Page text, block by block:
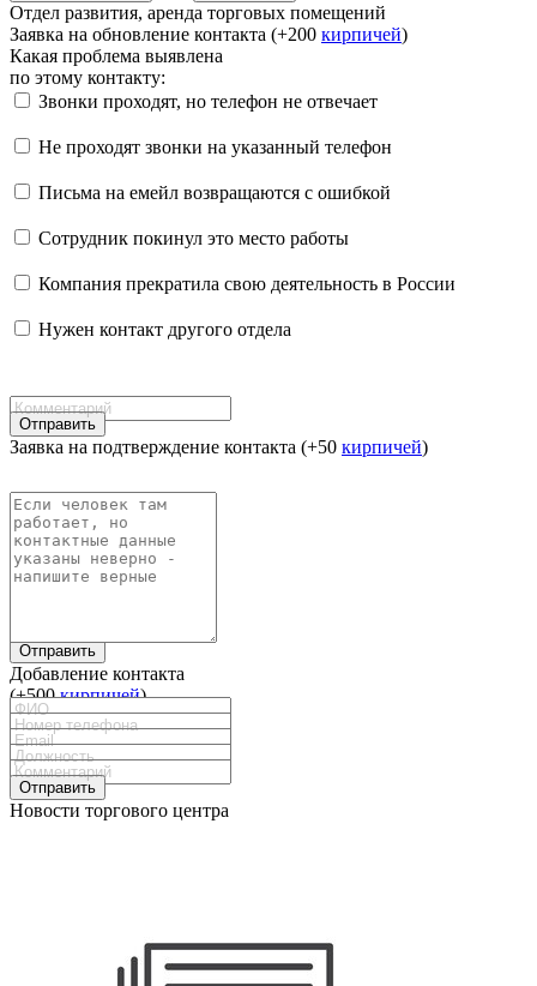
Отдел развития, аренда торговых помещений
Заявка на обновление контакта (+200 кирпичей)
Какая проблема выявлена
по этому контакту:
Звонки проходят, но телефон не отвечает
Не проходят звонки на указанный телефон
Письма на емейл возвращаются с ошибкой
Сотрудник покинул это место работы
Компания прекратила свою деятельность в России
Нужен контакт другого отдела
Отправить
Заявка на подтверждение контакта (+50 кирпичей)
Отправить
Добавление контакта
(+500кирпичей)
Отправить
Новости торгового центра